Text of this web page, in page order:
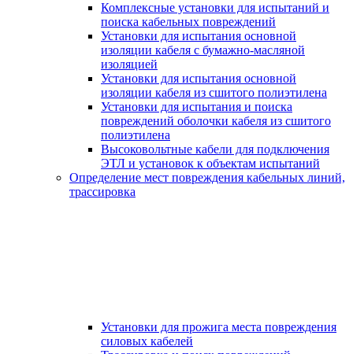
Комплексные установки для испытаний и
поиска кабельных повреждений
Установки для испытания основной
изоляции кабеля с бумажно-масляной
изоляцией
Установки для испытания основной
изоляции кабеля из сшитого полиэтилена
Установки для испытания и поиска
повреждений оболочки кабеля из сшитого
полиэтилена
Высоковольтные кабели для подключения
ЭТЛ и установок к объектам испытаний
Определение мест повреждения кабельных линий,
трассировка
Установки для прожига места повреждения
силовых кабелей